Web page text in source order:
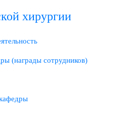
хирургии
(награды сотрудников)